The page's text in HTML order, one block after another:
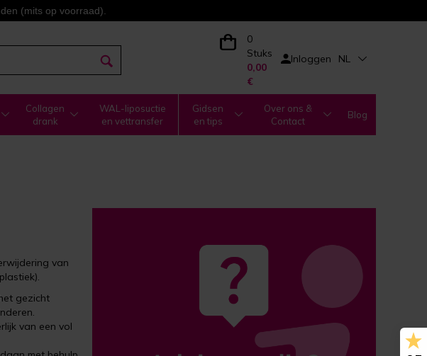
(mits op voorraad).
0
Stuks
0,00
€
Inloggen NL
Collagen
drank
WAL-liposuctie
en vettransfer
Gidsen
en tips
Over ons &
Contact
Blog
van
gezicht
van een vol